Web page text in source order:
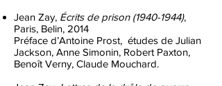
Jean Zay, Écrits de prison (1940-1944),
Paris, Belin, 2014
Préface d’Antoine Prost, études de Julian
Jackson, Anne Simonin, Robert Paxton,
Benoît Verny, Claude Mouchard.